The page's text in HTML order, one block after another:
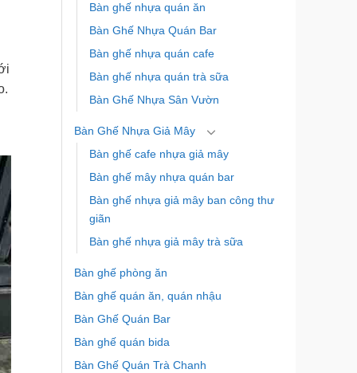
Bàn ghế nhựa quán ăn
Bàn Ghế Nhựa Quán Bar
Bàn ghế nhựa quán cafe
Bàn ghế nhựa quán trà sữa
Bàn Ghế Nhựa Sân Vườn
Bàn Ghế Nhựa Giả Mây
Bàn ghế cafe nhựa giả mây
Bàn ghế mây nhựa quán bar
Bàn ghế nhựa giả mây ban công thư
giãn
Bàn ghế nhựa giả mây trà sữa
Bàn ghế phòng ăn
Bàn ghế quán ăn, quán nhậu
Bàn Ghế Quán Bar
Bàn ghế quán bida
Bàn Ghế Quán Trà Chanh